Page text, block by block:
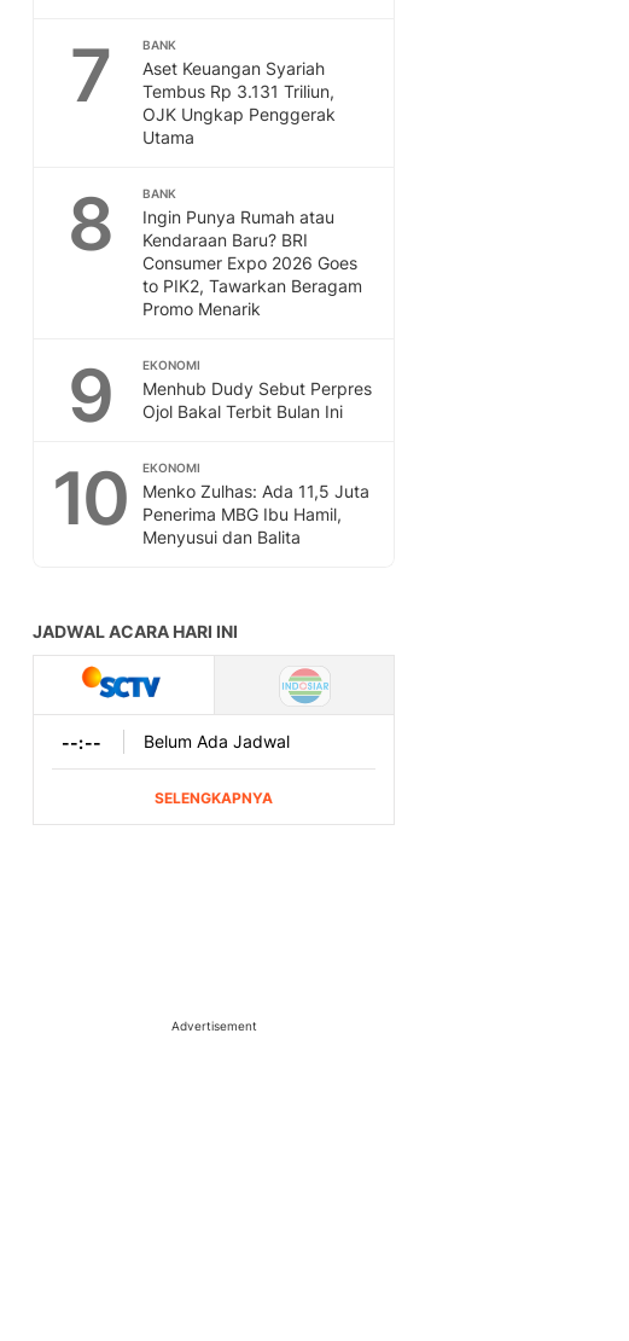
7 BANK
Aset Keuangan Syariah
Tembus Rp 3.131 Triliun,
OJK Ungkap Penggerak
Utama
8 BANK
Ingin Punya Rumah atau
Kendaraan Baru? BRI
Consumer Expo 2026 Goes
to PIK2, Tawarkan Beragam
Promo Menarik
9 EKONOMI
Menhub Dudy Sebut Perpres
Ojol Bakal Terbit Bulan Ini
10 EKONOMI
Menko Zulhas: Ada 11,5 Juta
Penerima MBG Ibu Hamil,
Menyusui dan Balita
Advertisement